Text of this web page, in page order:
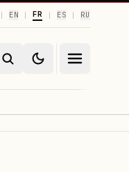
| EN | FR | ES | RU